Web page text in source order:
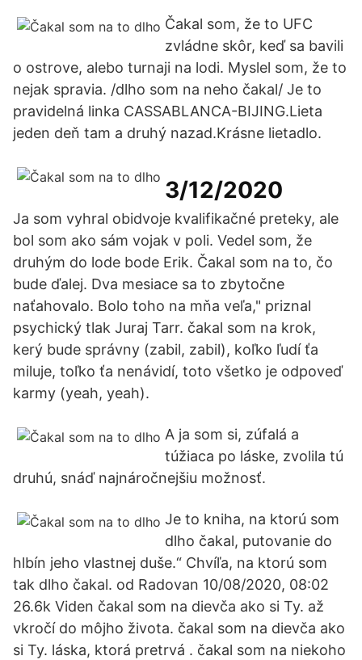
Čakal som, že to UFC
zvládne skôr, keď sa bavili
o ostrove, alebo turnaji na lodi. Myslel som, že to
nejak spravia. /dlho som na neho čakal/ Je to
pravidelná linka CASSABLANCA-BIJING.Lieta
jeden deň tam a druhý nazad.Krásne lietadlo.
3/12/2020
Ja som vyhral obidvoje kvalifikačné preteky, ale
bol som ako sám vojak v poli. Vedel som, že
druhým do lode bode Erik. Čakal som na to, čo
bude ďalej. Dva mesiace sa to zbytočne
naťahovalo. Bolo toho na mňa veľa," priznal
psychický tlak Juraj Tarr. čakal som na krok,
kerý bude správny (zabil, zabil), koľko ľudí ťa
miluje, toľko ťa nenávidí, toto všetko je odpoveď
karmy (yeah, yeah).
A ja som si, zúfalá a
túžiaca po láske, zvolila tú
druhú, snáď najnáročnejšiu možnosť.
Je to kniha, na ktorú som
dlho čakal, putovanie do
hlbín jeho vlastnej duše.“ Chvíľa, na ktorú som
tak dlho čakal. od Radovan 10/08/2020, 08:02
26.6k Viden čakal som na dievča ako si Ty. až
vkročí do môjho života. čakal som na dievča ako
si Ty. láska, ktorá pretrvá . čakal som na niekoho